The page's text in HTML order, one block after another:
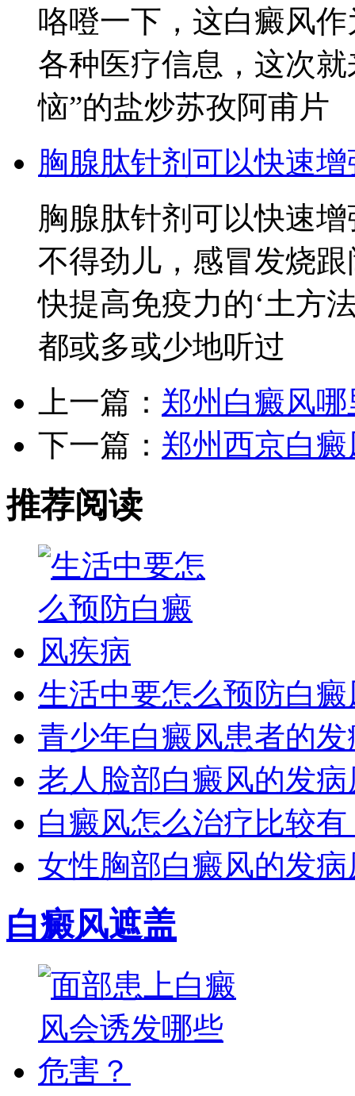
咯噔一下，这白癜风
各种医疗信息，这次
恼”的盐炒苏孜阿甫片
胸腺肽针剂可以快速
胸腺肽针剂可以快速
不得劲儿，感冒发烧
快提高免疫力的‘土方
都或多或少地听过
上一篇： 郑州白癜风
下一篇： 郑州西京白
推荐阅读
生活中要怎么预防白
青少年白癜风患者的
老人脸部白癜风的发
白癜风怎么治疗比较有
女性胸部白癜风的发
白癜风遮盖